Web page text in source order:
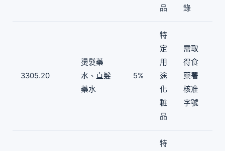
品
錄
3305.20
燙髮藥
水、直髮
藥水
5%
特
定
用
途
化
粧
品
需取
得食
藥署
核准
字號
特